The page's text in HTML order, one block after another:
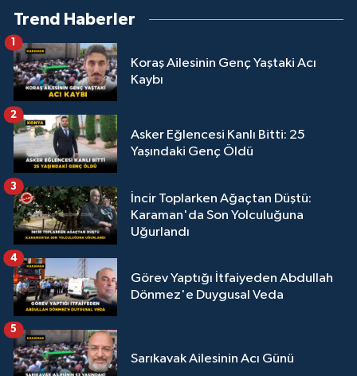
Trend Haberler
Koraş Ailesinin Genç Yaştaki Acı
Kaybı
1
Asker Eğlencesi Kanlı Bitti: 25
Yaşındaki Genç Öldü
2
İncir Toplarken Ağaçtan Düştü:
Karaman'da Son Yolculuğuna
Uğurlandı
3
Görev Yaptığı İtfaiyeden Abdullah
Dönmez'e Duygusal Veda
4
Sarıkavak Ailesinin Acı Günü
5